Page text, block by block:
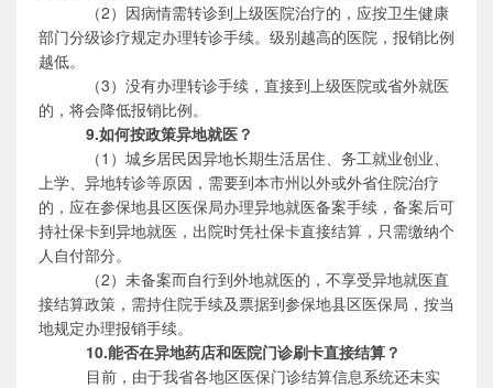
（2）因病情需转诊到上级医院治疗的，应按卫生健康
部门分级诊疗规定办理转诊手续。级别越高的医院，报销比例
越低。
（3）没有办理转诊手续，直接到上级医院或省外就医
的，将会降低报销比例。
9.如何按政策异地就医？
（1）城乡居民因异地长期生活居住、务工就业创业、
上学、异地转诊等原因，需要到本市州以外或外省住院治疗
的，应在参保地县区医保局办理异地就医备案手续，备案后可
持社保卡到异地就医，出院时凭社保卡直接结算，只需缴纳个
人自付部分。
（2）未备案而自行到外地就医的，不享受异地就医直
接结算政策，需持住院手续及票据到参保地县区医保局，按当
地规定办理报销手续。
10.能否在异地药店和医院门诊刷卡直接结算？
目前，由于我省各地区医保门诊结算信息系统还未实